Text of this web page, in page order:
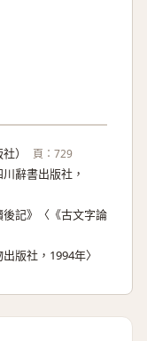
） 頁：729
辭書出版社，
記》〈《古文字論
版社，1994年〉